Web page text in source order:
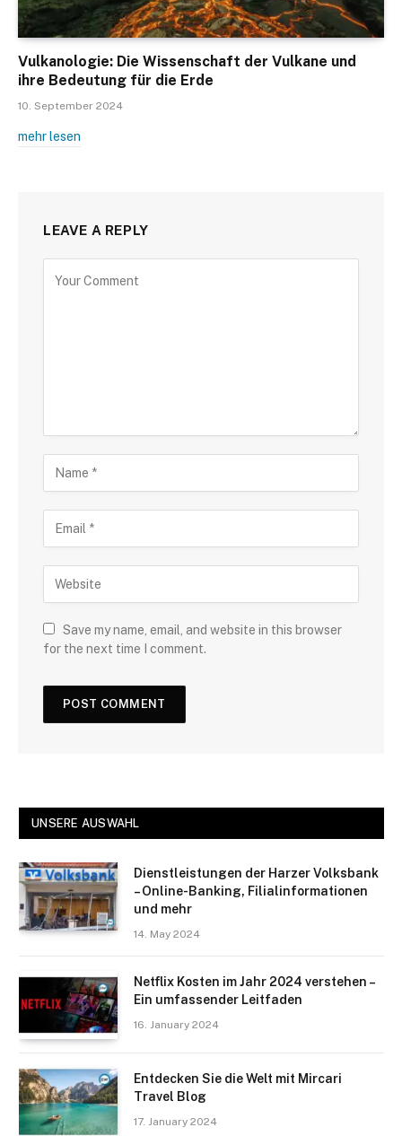
Vulkanologie: Die Wissenschaft der Vulkane und
ihre Bedeutung für die Erde
10. September 2024
mehr lesen
LEAVE A REPLY
Save my name, email, and website in this browser
for the next time I comment.
UNSERE AUSWAHL
Dienstleistungen der Harzer Volksbank
– Online-Banking, Filialinformationen
und mehr
14. May 2024
Netflix Kosten im Jahr 2024 verstehen –
Ein umfassender Leitfaden
16. January 2024
Entdecken Sie die Welt mit Mircari
Travel Blog
17. January 2024